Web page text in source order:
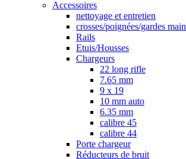
Accessoires
nettoyage et entretien
crosses/poignées/gardes main
Rails
Etuis/Housses
Chargeurs
22 long rifle
7.65 mm
9 x 19
10 mm auto
6.35 mm
calibre 45
calibre 44
Porte chargeur
Réducteurs de bruit